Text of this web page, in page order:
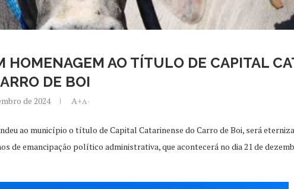
AO TÍTULO DE CAPITAL
DE BOI
de 2024 A+A-
ao município o título de Capital Catarinense do Carro de Boi, será
de emancipação político administrativa, que acontecerá no dia 21 de